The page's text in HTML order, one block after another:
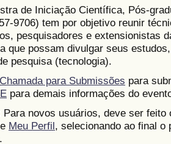
de Iniciação Científica, Pós-
9706) tem por objetivo reunir
pesquisadores e extensionistas
que possam divulgar seus
pesquisa (tecnologia).
Chamada para Submissões para
para demais informações do
Para novos usuários, deve ser
Meu Perfil, selecionando ao final o